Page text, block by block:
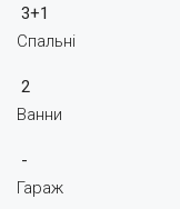
3+1
Спальні
2
Ванни
-
Гараж